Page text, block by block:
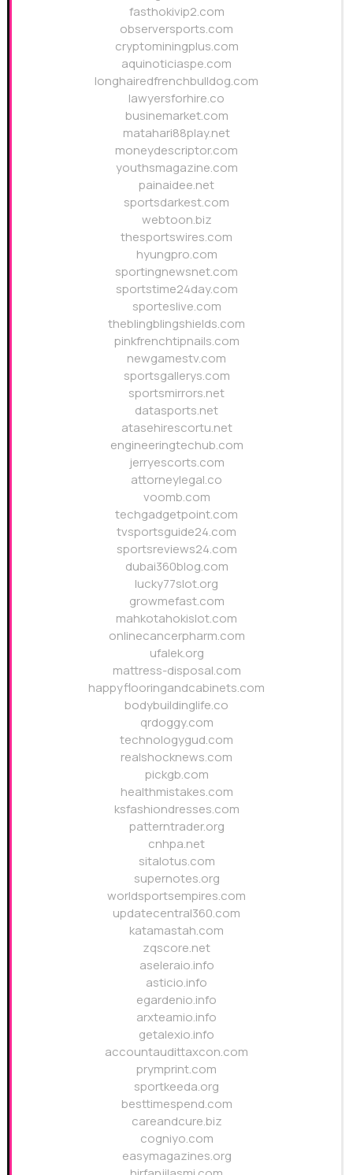
fasthokivip2.com
observersports.com
cryptominingplus.com
aquinoticiaspe.com
longhairedfrenchbulldog.com
lawyersforhire.co
businemarket.com
matahari88play.net
moneydescriptor.com
youthsmagazine.com
painaidee.net
sportsdarkest.com
webtoon.biz
thesportswires.com
hyungpro.com
sportingnewsnet.com
sportstime24day.com
sporteslive.com
theblingblingshields.com
pinkfrenchtipnails.com
newgamestv.com
sportsgallerys.com
sportsmirrors.net
datasports.net
atasehirescortu.net
engineeringtechub.com
jerryescorts.com
attorneylegal.co
voomb.com
techgadgetpoint.com
tvsportsguide24.com
sportsreviews24.com
dubai360blog.com
lucky77slot.org
growmefast.com
mahkotahokislot.com
onlinecancerpharm.com
ufalek.org
mattress-disposal.com
happyflooringandcabinets.com
bodybuildinglife.co
qrdoggy.com
technologygud.com
realshocknews.com
pickgb.com
healthmistakes.com
ksfashiondresses.com
patterntrader.org
cnhpa.net
sitalotus.com
supernotes.org
worldsportsempires.com
updatecentral360.com
katamastah.com
zqscore.net
aseleraio.info
asticio.info
egardenio.info
arxteamio.info
getalexio.info
accountaudittaxcon.com
prymprint.com
sportkeeda.org
besttimespend.com
careandcure.biz
cogniyo.com
easymagazines.org